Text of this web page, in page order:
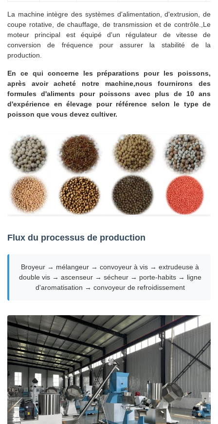
La machine intègre des systèmes d'alimentation, d'extrusion, de
coupe rotative, de chauffage, de transmission et de contrôle.,Le
moteur principal est équipé d'un régulateur de vitesse de
conversion de fréquence pour assurer la stabilité de la
production.
En ce qui concerne les préparations pour les poissons,
après avoir acheté notre machine,nous fournirons des
formules d'aliments pour poissons avec plus de 10 ans
d'expérience en élevage pour référence selon le type de
poisson que vous devez cultiver.
Flux du processus de production
Broyeur → mélangeur → convoyeur à vis → extrudeuse à
double vis → ascenseur → sécheur → porte-habits → ligne
d'aromatisation → convoyeur de refroidissement